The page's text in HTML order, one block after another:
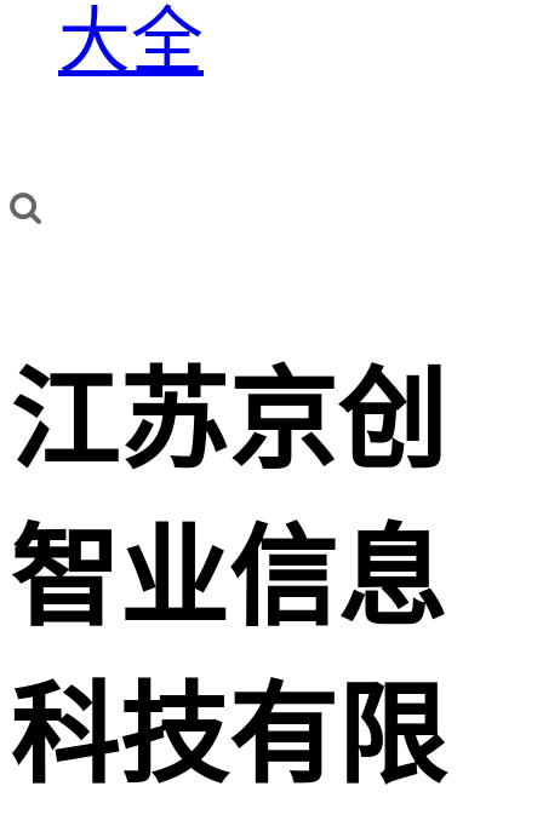
大全
江苏京创
智业信息
科技有限